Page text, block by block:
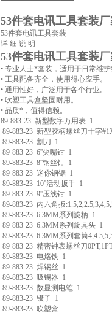
53件套电讯工具套装
53件套电讯工具套装
详 细 说 明
53件套电讯工具套装
• 专业人士*套装，适用于日常维
• 工具配备齐全，使用得心应手。
• 通用性好，广泛用于各个行业。
• 吹塑工具盒坚固耐用。
• 品质*，值得信赖。
89-883-23 新型数字万用表 1
89-883-23 新型胶柄螺丝刀十字
89-883-23 割刀 1
89-883-23 6''尖嘴钳 1
89-883-23 8''钢丝钳 1
89-883-23 迷你钢锯 1
89-883-23 10''活动扳手 1
89-883-23 9''压线钳 1
89-883-23 内六角扳
89-883-23 6.3MM系列旋柄 1
89-883-23 6.3MM系列旋具头 1
89-883-23 6.3MM系列套筒
89-883-23 精密钟表螺丝刀
89-883-23 电烙铁 1
89-883-23 焊锡丝 1
89-883-23 吸锡器 1
89-883-23 数显测电笔 1
89-883-23 镊子 1
89-883-23 吹塑盒